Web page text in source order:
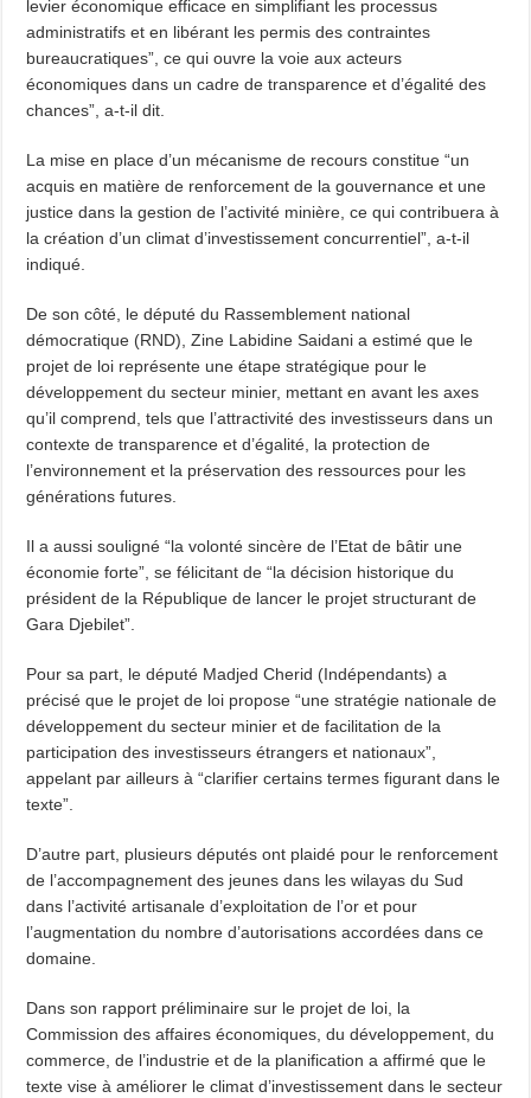
levier économique efficace en simplifiant les processus
administratifs et en libérant les permis des contraintes
bureaucratiques”, ce qui ouvre la voie aux acteurs
économiques dans un cadre de transparence et d’égalité des
chances”, a-t-il dit.
La mise en place d’un mécanisme de recours constitue “un
acquis en matière de renforcement de la gouvernance et une
justice dans la gestion de l’activité minière, ce qui contribuera à
la création d’un climat d’investissement concurrentiel”, a-t-il
indiqué.
De son côté, le député du Rassemblement national
démocratique (RND), Zine Labidine Saidani a estimé que le
projet de loi représente une étape stratégique pour le
développement du secteur minier, mettant en avant les axes
qu’il comprend, tels que l’attractivité des investisseurs dans un
contexte de transparence et d’égalité, la protection de
l’environnement et la préservation des ressources pour les
générations futures.
Il a aussi souligné “la volonté sincère de l’Etat de bâtir une
économie forte”, se félicitant de “la décision historique du
président de la République de lancer le projet structurant de
Gara Djebilet”.
Pour sa part, le député Madjed Cherid (Indépendants) a
précisé que le projet de loi propose “une stratégie nationale de
développement du secteur minier et de facilitation de la
participation des investisseurs étrangers et nationaux”,
appelant par ailleurs à “clarifier certains termes figurant dans le
texte”.
D’autre part, plusieurs députés ont plaidé pour le renforcement
de l’accompagnement des jeunes dans les wilayas du Sud
dans l’activité artisanale d’exploitation de l’or et pour
l’augmentation du nombre d’autorisations accordées dans ce
domaine.
Dans son rapport préliminaire sur le projet de loi, la
Commission des affaires économiques, du développement, du
commerce, de l’industrie et de la planification a affirmé que le
texte vise à améliorer le climat d’investissement dans le secteur